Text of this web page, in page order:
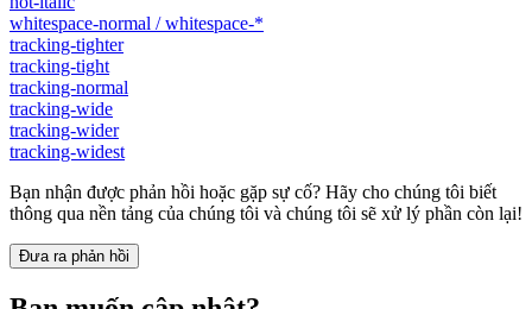
whitespace-normal / whitespace-*
tracking-tighter
tracking-tight
tracking-normal
tracking-wide
tracking-wider
tracking-widest
Bạn nhận được phản hồi hoặc gặp sự cố? Hãy cho chúng tôi biết
thông qua nền tảng của chúng tôi và chúng tôi sẽ xử lý phần còn lại!
Đưa ra phản hồi